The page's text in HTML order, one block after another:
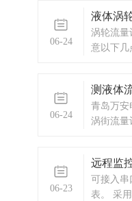
06-24
液体涡
涡轮流量
意以下几
传感器内
出口阀门
端），严
06-24
测液体
青岛万安
涡街流量
等，以及
06-23
远程监
可接入串
表。 采